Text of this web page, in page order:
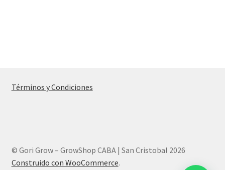
Términos y Condiciones
© Gori Grow – GrowShop CABA | San Cristobal 2026
Construido con WooCommerce.